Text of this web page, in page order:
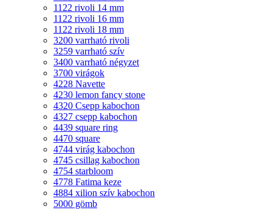
1122 rivoli 14 mm
1122 rivoli 16 mm
1122 rivoli 18 mm
3200 varrható rivoli
3259 varrható szív
3400 varrható négyzet
3700 virágok
4228 Navette
4230 lemon fancy stone
4320 Csepp kabochon
4327 csepp kabochon
4439 square ring
4470 square
4744 virág kabochon
4745 csillag kabochon
4754 starbloom
4778 Fatima keze
4884 xilion szív kabochon
5000 gömb